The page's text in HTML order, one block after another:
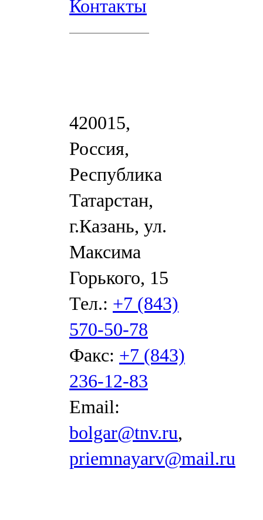
Контакты
420015,
Россия,
Республика
Татарстан,
г.Казань, ул.
Максима
Горького, 15
Тел.: +7 (843)
570-50-78
Факс: +7 (843)
236-12-83
Email:
bolgar@tnv.ru,
priemnayarv@mail.ru